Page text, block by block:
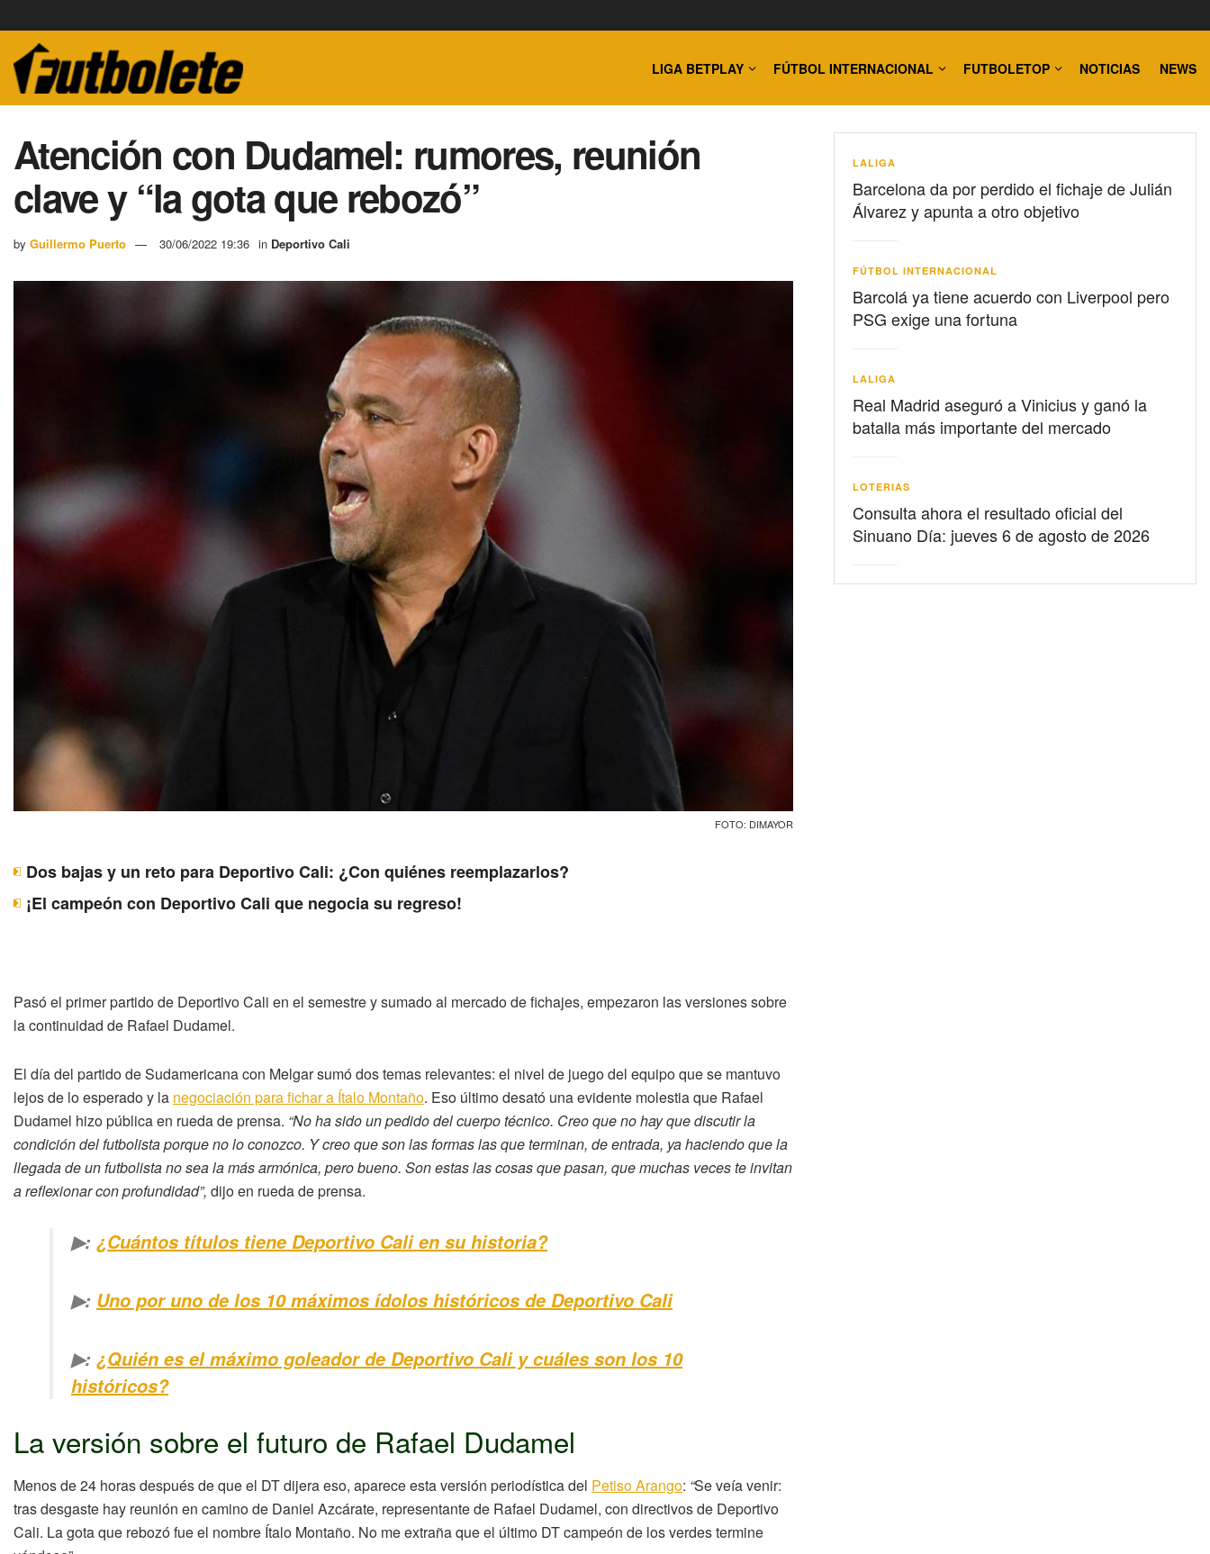
LIGA BETPLAY FÚTBOL INTERNACIONAL FUTBOLETOP NOTICIAS NEWS
Atención con Dudamel: rumores, reunión
clave y “la gota que rebozó”
by Guillermo Puerto 30/06/2022 19:36 in Deportivo Cali
FOTO: DIMAYOR
Dos bajas y un reto para Deportivo Cali: ¿Con quiénes reemplazarlos?
¡El campeón con Deportivo Cali que negocia su regreso!
Pasó el primer partido de Deportivo Cali en el semestre y sumado al mercado de fichajes, empezaron las versiones sobre
la continuidad de Rafael Dudamel.
El día del partido de Sudamericana con Melgar sumó dos temas relevantes: el nivel de juego del equipo que se mantuvo
lejos de lo esperado y la negociación para fichar a Ítalo Montaño. Eso último desató una evidente molestia que Rafael
Dudamel hizo pública en rueda de prensa. “No ha sido un pedido del cuerpo técnico. Creo que no hay que discutir la
condición del futbolista porque no lo conozco. Y creo que son las formas las que terminan, de entrada, ya haciendo que la
llegada de un futbolista no sea la más armónica, pero bueno. Son estas las cosas que pasan, que muchas veces te invitan
a reflexionar con profundidad”, dijo en rueda de prensa.
▶: ¿Cuántos títulos tiene Deportivo Cali en su historia?
▶: Uno por uno de los 10 máximos ídolos históricos de Deportivo Cali
▶: ¿Quién es el máximo goleador de Deportivo Cali y cuáles son los 10
históricos?
La versión sobre el futuro de Rafael Dudamel
Menos de 24 horas después de que el DT dijera eso, aparece esta versión periodística del Petiso Arango: “Se veía venir:
tras desgaste hay reunión en camino de Daniel Azcárate, representante de Rafael Dudamel, con directivos de Deportivo
Cali. La gota que rebozó fue el nombre Ítalo Montaño. No me extraña que el último DT campeón de los verdes termine
LALIGA
Barcelona da por perdido el fichaje de Julián
Álvarez y apunta a otro objetivo
FÚTBOL INTERNACIONAL
Barcolá ya tiene acuerdo con Liverpool pero
PSG exige una fortuna
LALIGA
Real Madrid aseguró a Vinicius y ganó la
batalla más importante del mercado
LOTERIAS
Consulta ahora el resultado oficial del
Sinuano Día: jueves 6 de agosto de 2026